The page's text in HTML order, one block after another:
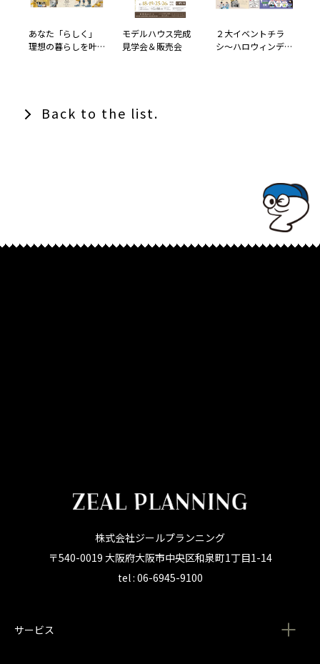
あなた「らしく」
理想の暮らしを叶
モデルハウス完成
見学会＆販売会
２大イベントチラ
シ～ハロウィンデ
Back to the list.
株式会社ジールプランニング
〒540-0019 大阪府大阪市中央区和泉町1丁目1-14
tel : 06-6945-9100
サービス